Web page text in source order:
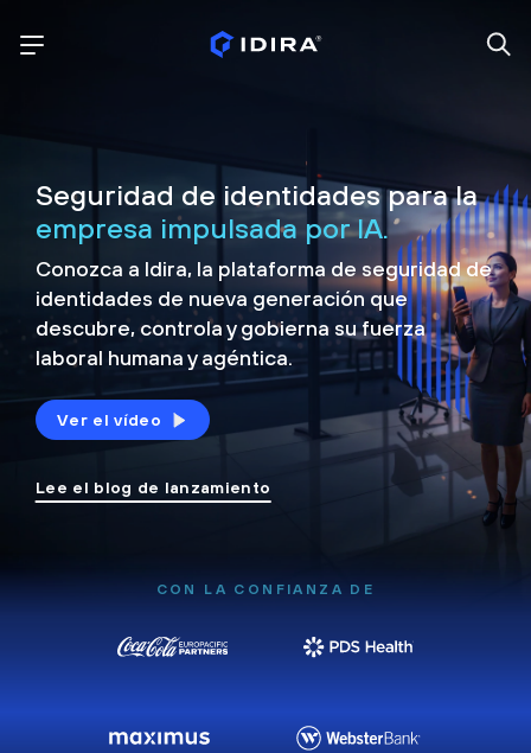
Seguridad de identidades para la
empresa impulsada por IA.
Conozca a Idira, la plataforma de seguridad de
identidades de nueva generación que
descubre, controla ygobierna su fuerza
laboral humana y agéntica.
Ver el vídeo
Lee el blog de lanzamiento
CON LA CONFIANZA DE